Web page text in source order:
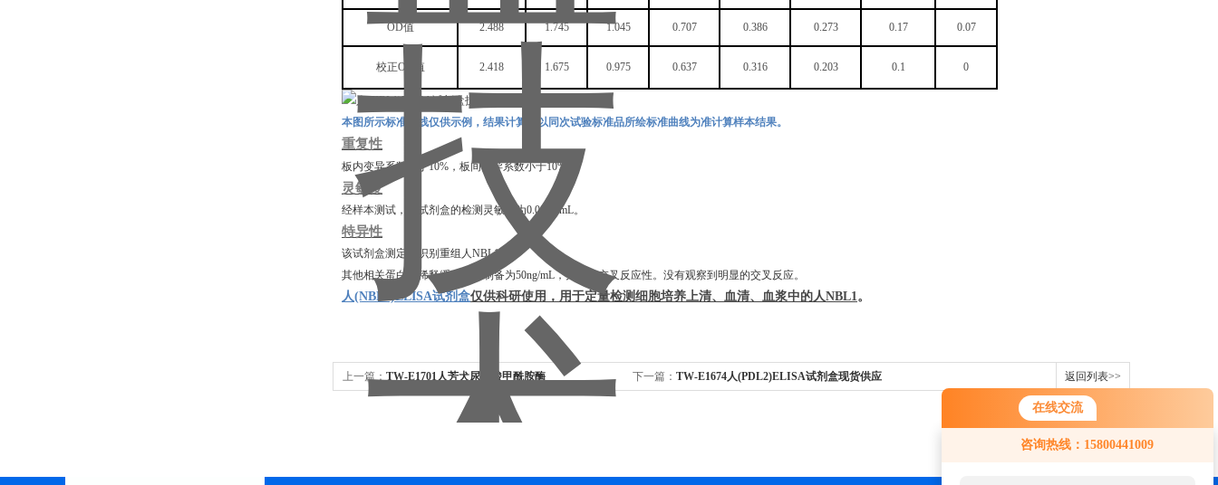
在线交流
咨询热线：15800441009
OD值 2.488 1.745 1.045 0.707 0.386 0.273 0.17 0.07
校正OD值 2.418 1.675 0.975 0.637 0.316 0.203 0.1 0
本图所示标准曲线仅供示例，结果计算应以同次试验标准品所绘标准曲线为准计算样本结果。
重复性
板内变异系数小于10%，板间变异系数小于10%。
灵敏度
经样本测试，本试剂盒的检测灵敏度为0.08ng/mL。
特异性
该试剂盒测定可识别重组 人NBL1
其他相关蛋白在稀释缓冲液中制备为50ng/mL，并测定交叉反应性。没有观察到明显的交叉反应。
人(NBL1)ELISA试剂盒仅供科研使用，用于定量检测细胞培养上清、血清、血浆中的人NBL1。
上一篇：TW-E1701人芳犬尿氨酸甲酰胺酶 下一篇： TW-E1674人(PDL2)ELISA试剂盒现货供应 返回列表>>